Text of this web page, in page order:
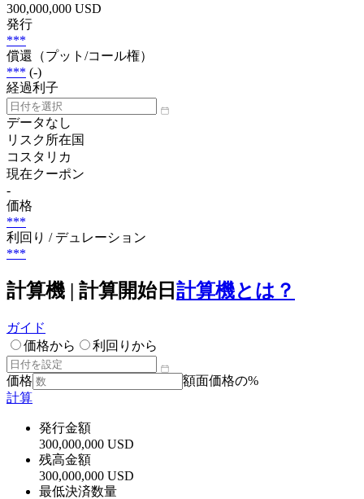
300,000,000 USD
発行
***
償還（プット/コール権）
*** (-)
経過利子
データなし
リスク所在国
コスタリカ
現在クーポン
-
価格
***
利回り / デュレーション
***
計算機 | 計算開始日 計算機とは？
ガイド
価格から
利回りから
価格
額面価格の%
計算
発行金額
300,000,000 USD
残高金額
300,000,000 USD
最低決済数量